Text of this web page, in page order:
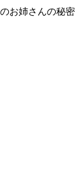
お姉さんの秘密